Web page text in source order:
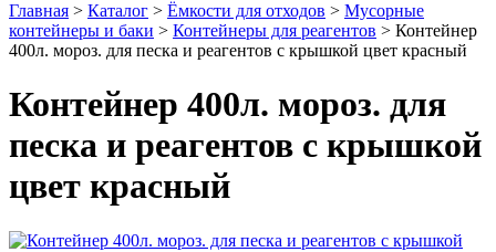
Главная > Каталог > Ёмкости для отходов > Мусорные
контейнеры и баки > Контейнеры для реагентов > Контейнер
400л. мороз. для песка и реагентов с крышкой цвет красный
Контейнер 400л. мороз. для
песка и реагентов с крышкой
цвет красный